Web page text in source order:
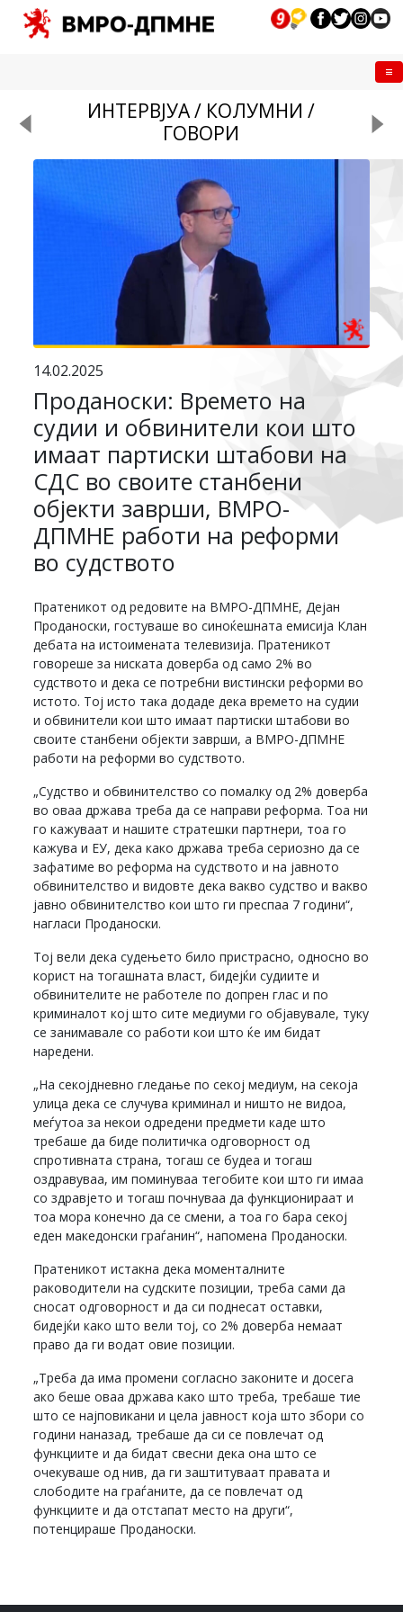
ИНТЕРВЈУА / КОЛУМНИ /
ГОВОРИ
14.02.2025
Проданоски: Времето на
судии и обвинители кои што
имаат партиски штабови на
СДС во своите станбени
објекти заврши, ВМРО-
ДПМНЕ работи на реформи
во судството
Пратеникот од редовите на ВМРО-ДПМНЕ, Дејан
Проданоски, гостуваше во синоќешната емисија Клан
дебата на истоимената телевизија. Пратеникот
говореше за ниската доверба од само 2% во
судството и дека се потребни вистински реформи во
истото. Тој исто така додаде дека времето на судии
и обвинители кои што имаат партиски штабови во
своите станбени објекти заврши, а ВМРО-ДПМНЕ
работи на реформи во судството.
„Судство и обвинителство со помалку од 2% доверба
во оваа држава треба да се направи реформа. Тоа ни
го кажуваат и нашите стратешки партнери, тоа го
кажува и ЕУ, дека како држава треба сериозно да се
зафатиме во реформа на судството и на јавното
обвинителство и видовте дека вакво судство и вакво
јавно обвинителство кои што ги преспаа 7 години“,
нагласи Проданоски.
Тој вели дека судењето било пристрасно, односно во
корист на тогашната власт, бидејќи судиите и
обвинителите не работеле по допрен глас и по
криминалот кој што сите медиуми го објавувале, туку
се занимавале со работи кои што ќе им бидат
наредени.
„На секојдневно гледање по секој медиум, на секоја
улица дека се случува криминал и ништо не видоа,
меѓутоа за некои одредени предмети каде што
требаше да биде политичка одговорност од
спротивната страна, тогаш се будеа и тогаш
оздравуваа, им поминуваа тегобите кои што ги имаа
со здравјето и тогаш почнуваа да функционираат и
тоа мора конечно да се смени, а тоа го бара секој
еден македонски граѓанин“, напомена Проданоски.
Пратеникот истакна дека моменталните
раководители на судските позиции, треба сами да
сносат одговорност и да си поднесат оставки,
бидејќи како што вели тој, со 2% доверба немаат
право да ги водат овие позиции.
„Треба да има промени согласно законите и досега
ако беше оваа држава како што треба, требаше тие
што се најповикани и цела јавност која што збори со
години наназад, требаше да си се повлечат од
функциите и да бидат свесни дека она што се
очекуваше од нив, да ги заштитуваат правата и
слободите на граѓаните, да се повлечат од
функциите и да отстапат место на други“,
потенцираше Проданоски.